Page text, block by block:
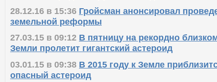
28.12.16 в 15:36 Гройсман анонсировал
земельной реформы
27.03.15 в 09:12 В пятницу на рекордно
Земли пролетит гигантский астероид
03.01.15 в 09:38 В 2015 году к Земле
опасный астероид